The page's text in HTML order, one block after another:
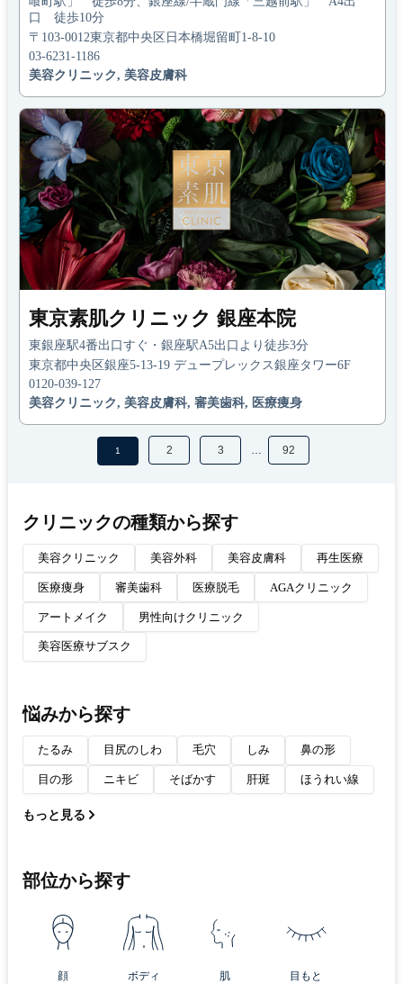
口 徒歩10分
〒103-0012東京都中央区日本橋堀留町1-8-10
03-6231-1186
美容クリニック, 美容皮膚科
東京素肌クリニック 銀座本院
東銀座駅4番出口すぐ・銀座駅A5出口より徒歩3分
東京都中央区銀座5-13-19 デュープレックス銀座タワー6F
0120-039-127
美容クリニック, 美容皮膚科, 審美歯科, 医療痩身
1 2 3 … 92
クリニックの種類から探す
美容クリニック 美容外科 美容皮膚科 再生医療
医療痩身 審美歯科 医療脱毛 AGAクリニック
アートメイク 男性向けクリニック
美容医療サブスク
悩みから探す
たるみ 目尻のしわ 毛穴 しみ 鼻の形
目の形 ニキビ そばかす 肝斑 ほうれい線
もっと見る
部位から探す
顔 ボディ 肌 目もと